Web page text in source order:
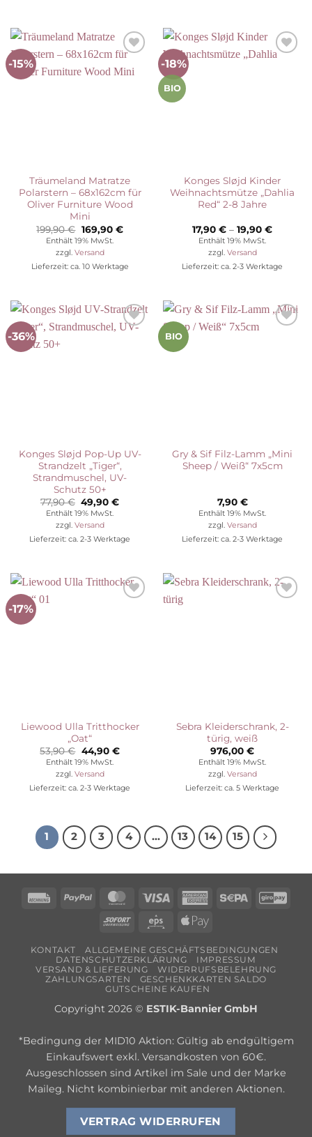
-15%
Wunschliste
Träumeland Matratze
Polarstern – 68x162cm für
Oliver Furniture Wood
Mini
199,90€ Ursprünglicher
Preis
war:
199,90 €
169,90 €Aktueller
Enthält 19% MwSt.
zzgl. Versand
Lieferzeit: ca. 10 Werktage
-18%
BIO
Konges Sløjd Kinder
Weihnachtsmütze „Dahlia
Red“ 2-8 Jahre
17,90 € – 19,90 €
Enthält 19% MwSt.
zzgl. Versand
Lieferzeit: ca. 2-3 Werktage
-36%
Konges Sløjd Pop-Up UV-
Strandzelt „Tiger“,
Strandmuschel, UV-
Schutz 50+
77,90€ Ursprünglicher
Preis
war:
77,90 €
49,90€Aktueller
Enthält 19% MwSt.
zzgl. Versand
Lieferzeit: ca. 2-3 Werktage
BIO
Gry & Sif Filz-Lamm „Mini
Sheep / Weiß“ 7x5cm
7,90 €
Enthält 19% MwSt.
zzgl. Versand
Lieferzeit: ca. 2-3 Werktage
-17%
Liewood Ulla Tritthocker
„Oat“
53,90€ Ursprünglicher
Preis
war:
53,90 €
44,90 €Aktueller
Enthält 19% MwSt.
zzgl. Versand
Lieferzeit: ca. 2-3 Werktage
Sebra Kleiderschrank, 2-
türig, weiß
976,00 €
Enthält 19% MwSt.
zzgl. Versand
Lieferzeit: ca. 5 Werktage
1 2 3 4 … 13 14 15
RechungPayPal MasterCard
Visa
American Sepa
Sofort
Eps
Apple
KONTAKT
ALLGEMEINE GESCHÄFTSBEDINGUNGEN
DATENSCHUTZERKLÄRUNG
IMPRESSUM
VERSAND & LIEFERUNG
WIDERRUFSBELEHRUNG
ZAHLUNGSARTEN
GESCHENKKARTEN SALDO
GUTSCHEINE KAUFEN
Copyright 2026 © ESTIK-Bannier GmbH
*Bedingung der MID10 Aktion: Gültig ab endgültigem
Einkaufswert exkl. Versandkosten von 60€.
Ausgeschlossen sind Artikel im Sale und der Marke
Maileg. Nicht kombinierbar mit anderen Aktionen.
VERTRAG WIDERRUFEN